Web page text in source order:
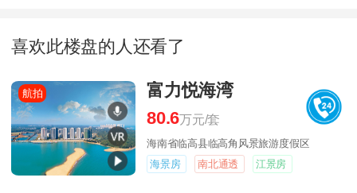
喜欢此楼盘的人还看了
航拍
富力悦海湾
80.6万元/套
海南省临高县临高角风景旅游度假区
海景房
南北通透 江景房